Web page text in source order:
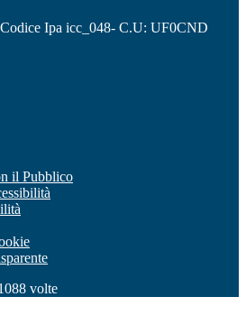
Ipa icc_048- C.U: UF0CND
il Pubblico
volte